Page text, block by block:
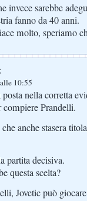
invece sarebbe
fanno da 40 anni.
molto, speriamo
10:55
nella corretta
compiere Prandelli.
anche stasera
partita decisiva.
questa scelta?
Jovetic può